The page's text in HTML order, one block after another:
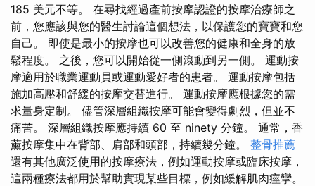
185 美元不等。 在尋找經過產前按摩認證的按摩治療師之
前，您應該與您的醫生討論這個想法，以保護您的寶寶和您
自己。 即使是最小的按摩也可以改善您的健康和全身的放
鬆程度。 之後，您可以開始從一側滾動到另一側。 運動按
摩適用於職業運動員或運動愛好者的患者。 運動按摩包括
施加高壓和舒緩的按摩交替進行。 運動按摩應根據您的需
求量身定制。 儘管深層組織按摩可能會變得劇烈，但並不
痛苦。 深層組織按摩應持續 60 至 ninety 分鐘。 通常，香
薰按摩集中在背部、肩部和頭部，持續幾分鐘。 整骨推薦
還有其他廣泛使用的按摩療法，例如運動按摩或臨床按摩，
這兩種療法都用於幫助實現某些目標，例如緩解肌肉痙攣。